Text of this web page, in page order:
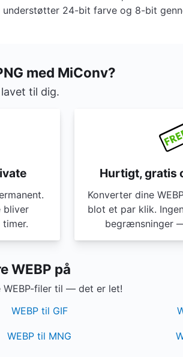
understøtter 24-bit farve og 8-bit
med MiConv?
til dig.
bliver
Hurtigt, gratis
Konverter dine
blot et par klik.
begrænsninger
WEBP på
WEBP-filer til — det er let!
WEBP til GIF
WEBP til MNG